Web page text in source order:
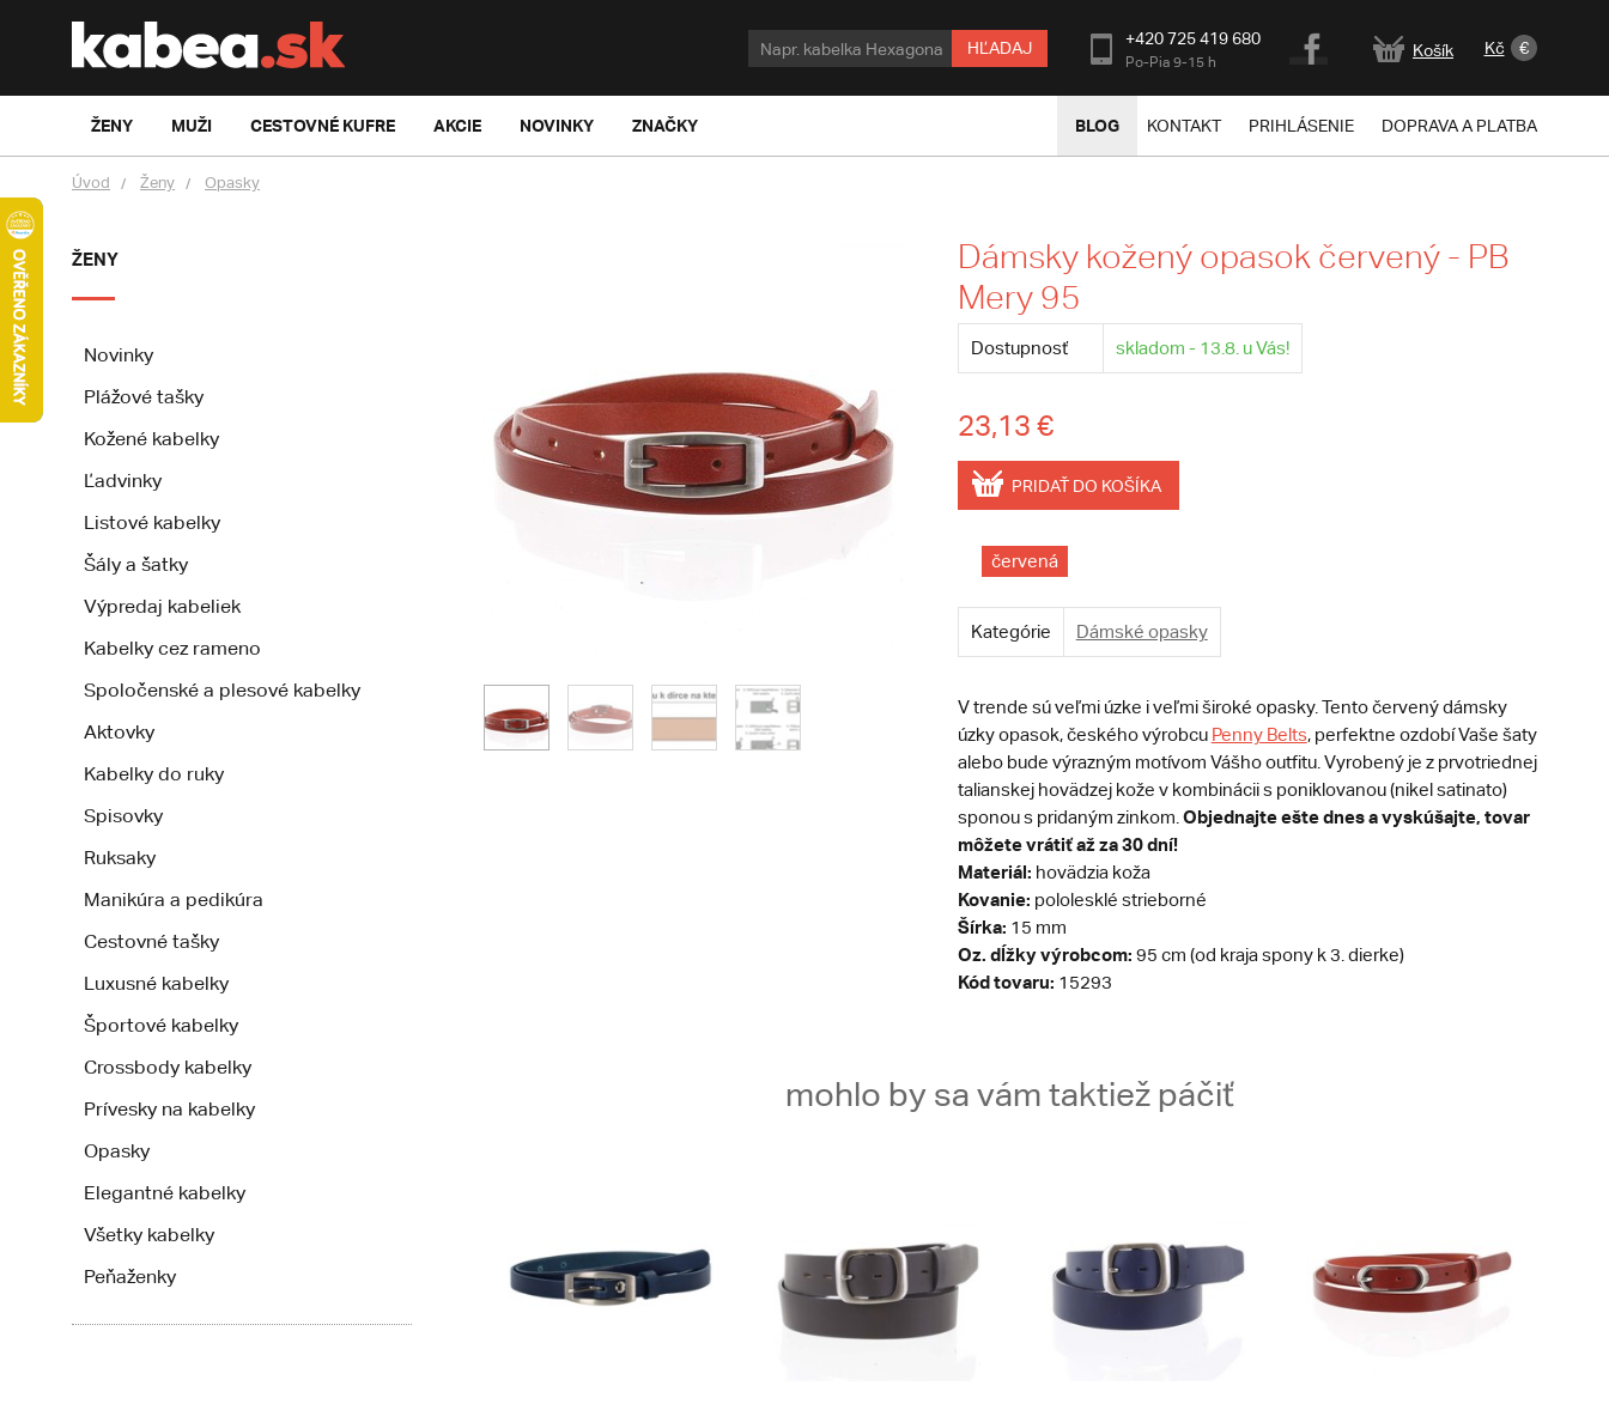
HĽADAJ +420 725 419 680
Po-Pia 9-15 h
Košík Kč €
ŽENY MUŽI CESTOVNÉ KUFRE AKCIE NOVINKY ZNAČKY BLOG KONTAKT PRIHLÁSENIE DOPRAVA A PLATBA
Úvod Ženy Opasky
ŽENY
Novinky
Plážové tašky
Kožené kabelky
Ľadvinky
Listové kabelky
Šály a šatky
Výpredaj kabeliek
Kabelky cez rameno
Spoločenské a plesové kabelky
Aktovky
Kabelky do ruky
Spisovky
Ruksaky
Manikúra a pedikúra
Cestovné tašky
Luxusné kabelky
Športové kabelky
Crossbody kabelky
Prívesky na kabelky
Opasky
Elegantné kabelky
Všetky kabelky
Peňaženky
Dámsky kožený opasok červený - PB
Mery 95
Dostupnosť skladom - 13.8. u Vás!
23,13 €
PRIDAŤ DO KOŠÍKA
červená
Kategórie Dámské opasky
V trende sú veľmi úzke i veľmi široké opasky. Tento červený dámsky
úzky opasok, českého výrobcu Penny Belts, perfektne ozdobí Vaše šaty
alebo bude výrazným motívom Vášho outfitu. Vyrobený je z prvotriednej
talianskej hovädzej kože v kombinácii s poniklovanou (nikel satinato)
sponou s pridaným zinkom. Objednajte ešte dnes a vyskúšajte, tovar
môžete vrátiť až za 30 dní!
Materiál: hovädzia koža
Kovanie: pololesklé strieborné
Šírka: 15 mm
Oz. dĺžky výrobcom: 95 cm (od kraja spony k 3. dierke)
Kód tovaru: 15293
mohlo by sa vám taktiež páčiť